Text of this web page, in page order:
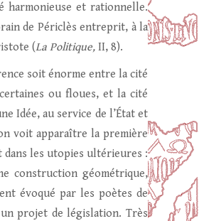
harmonieuse et rationnelle.
de Périclès entreprit, à la
(La Politique, II, 8).
soit énorme entre la cité
ou floues, et la cité
Idée, au service de l’État et
voit apparaître la première
les utopies ultérieures :
construction géométrique,
évoqué par les poètes de
projet de législation. Très